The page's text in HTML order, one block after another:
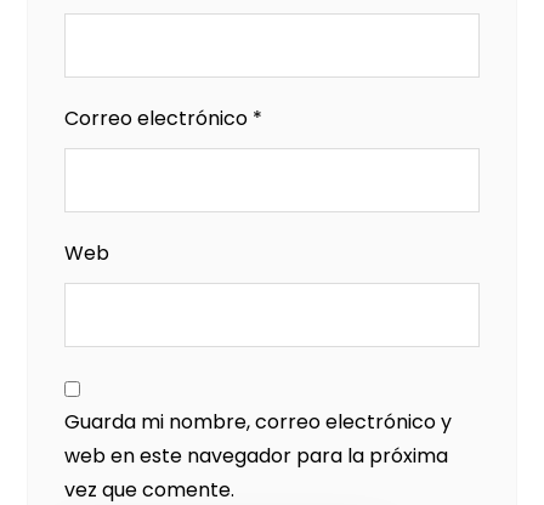
Correo electrónico *
Web
Guarda mi nombre, correo electrónico y
web en este navegador para la próxima
vez que comente.